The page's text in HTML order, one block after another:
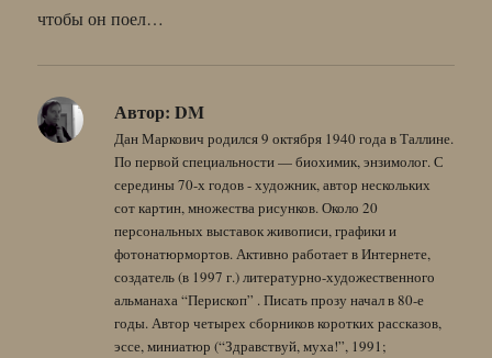
чтобы он поел…
Автор: DM
Дан Маркович родился 9 октября 1940 года в Таллине.
По первой специальности — биохимик, энзимолог. С
середины 70-х годов - художник, автор нескольких
сот картин, множества рисунков. Около 20
персональных выставок живописи, графики и
фотонатюрмортов. Активно работает в Интернете,
создатель (в 1997 г.) литературно-художественного
альманаха “Перископ” . Писать прозу начал в 80-е
годы. Автор четырех сборников коротких рассказов,
эссе, миниатюр (“Здравствуй, муха!”, 1991;